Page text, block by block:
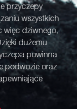
przyczepy
wszystkich
więc dziwnego,
dużemu
powinna
podwozie oraz